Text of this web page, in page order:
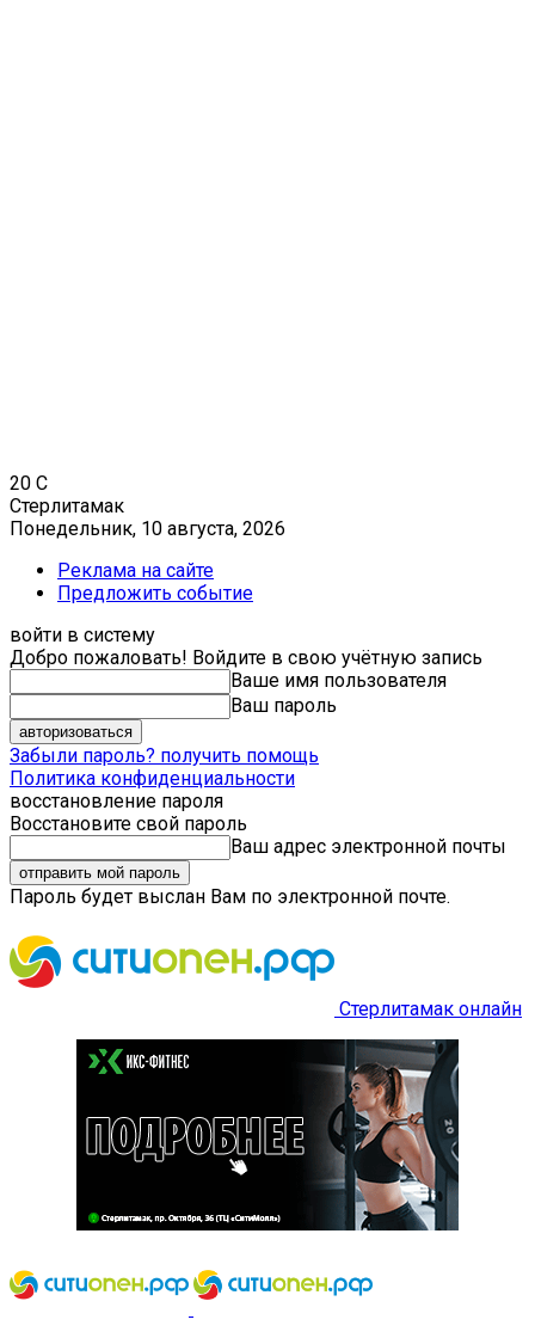
20 C
Стерлитамак
Понедельник, 10 августа, 2026
Реклама на сайте
Предложить событие
войти в систему
Добро пожаловать! Войдите в свою учётную запись
Ваше имя пользователя
Ваш пароль
Забыли пароль? получить помощь
Политика конфиденциальности
восстановление пароля
Восстановите свой пароль
Ваш адрес электронной почты
Пароль будет выслан Вам по электронной почте.
Стерлитамак онлайн